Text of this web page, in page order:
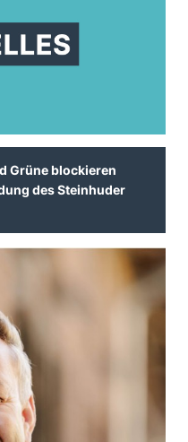
Grüne blockieren
des Steinhuder